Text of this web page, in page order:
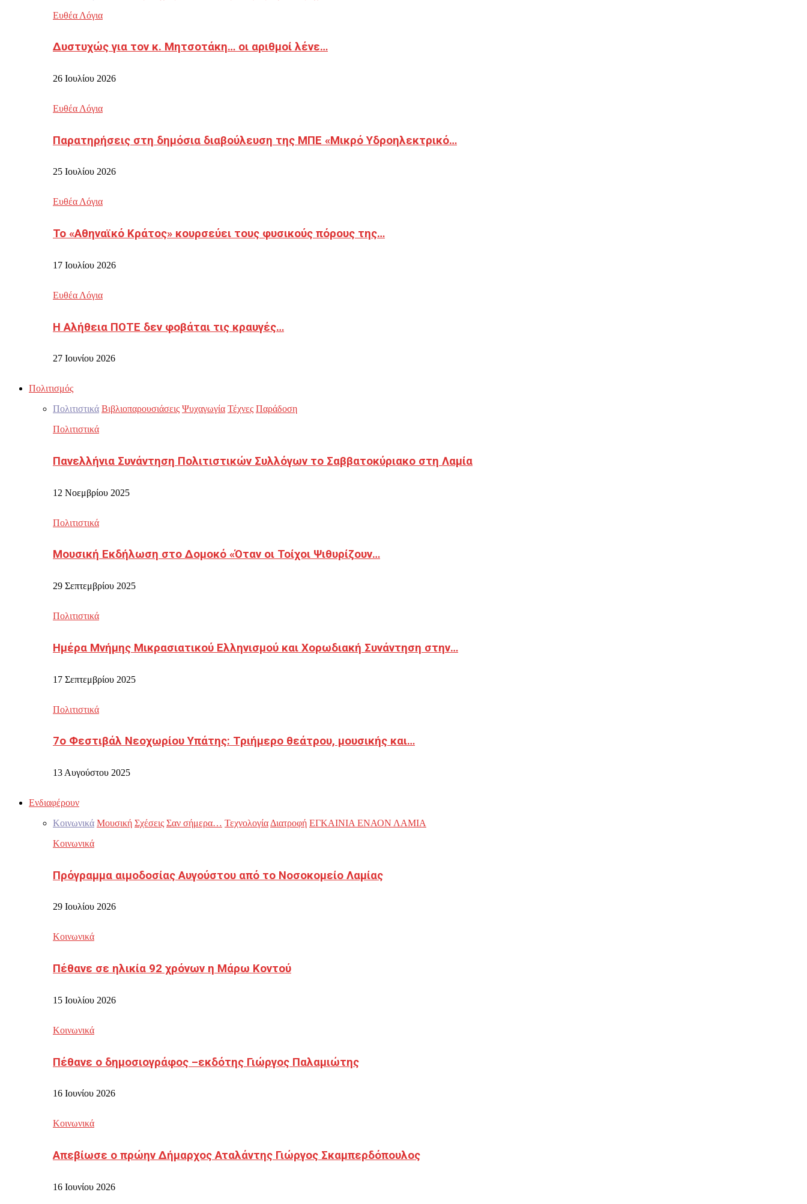
Ευθέα Λόγια
Δυστυχώς για τον κ. Μητσοτάκη… οι αριθμοί λένε…
26 Ιουλίου 2026
Ευθέα Λόγια
Παρατηρήσεις στη δημόσια διαβούλευση της ΜΠΕ «Μικρό Υδροηλεκτρικό…
25 Ιουλίου 2026
Ευθέα Λόγια
Το «Αθηναϊκό Κράτος» κουρσεύει τους φυσικούς πόρους της…
17 Ιουλίου 2026
Ευθέα Λόγια
Η Αλήθεια ΠΟΤΕ δεν φοβάται τις κραυγές…
27 Ιουνίου 2026
Πολιτισμός
Πολιτιστικά Βιβλιοπαρουσιάσεις Ψυχαγωγία Τέχνες Παράδοση
Πολιτιστικά
Πανελλήνια Συνάντηση Πολιτιστικών Συλλόγων το Σαββατοκύριακο στη Λαμία
12 Νοεμβρίου 2025
Πολιτιστικά
Μουσική Εκδήλωση στο Δομοκό «Όταν οι Τοίχοι Ψιθυρίζουν…
29 Σεπτεμβρίου 2025
Πολιτιστικά
Ημέρα Μνήμης Μικρασιατικού Ελληνισμού και Χορωδιακή Συνάντηση στην…
17 Σεπτεμβρίου 2025
Πολιτιστικά
7ο Φεστιβάλ Νεοχωρίου Υπάτης: Τριήμερο θεάτρου, μουσικής και…
13 Αυγούστου 2025
Ενδιαφέρουν
Κοινωνικά Μουσική Σχέσεις Σαν σήμερα… Τεχνολογία Διατροφή ΕΓΚΑΙΝΙΑ ΕΝΑΟΝ ΛΑΜΙΑ
Κοινωνικά
Πρόγραμμα αιμοδοσίας Αυγούστου από το Νοσοκομείο Λαμίας
29 Ιουλίου 2026
Κοινωνικά
Πέθανε σε ηλικία 92 χρόνων η Μάρω Κοντού
15 Ιουλίου 2026
Κοινωνικά
Πέθανε ο δημοσιογράφος –εκδότης Γιώργος Παλαμιώτης
16 Ιουνίου 2026
Κοινωνικά
Απεβίωσε ο πρώην Δήμαρχος Αταλάντης Γιώργος Σκαμπερδόπουλος
16 Ιουνίου 2026